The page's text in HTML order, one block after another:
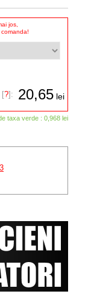
jos,
[?]: 20,65 lei
taxa verde : 0,968 lei